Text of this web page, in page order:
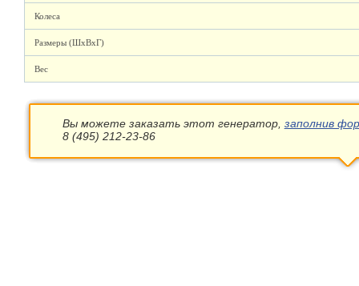
Колеса
Размеры (ШхВхГ)
Вес
Вы можете заказать этот генератор, заполнив
8 (495) 212-23-86